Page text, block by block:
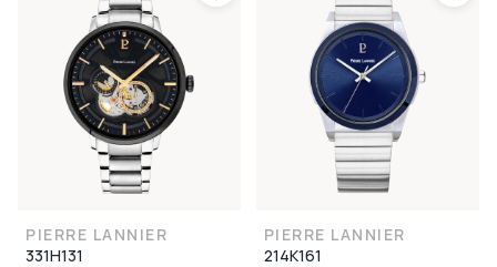
PIERRE LANNIER
331H131
PIERRE LANNIER
214K161